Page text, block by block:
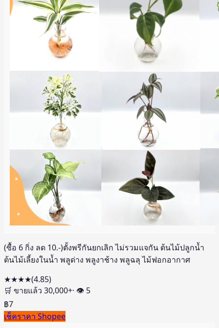
(ซื้อ 6 กิ่ง ลด 10.-)ตั้งพรีกันยกเลิก ไม่รวมแจกัน ต้นไม้ปลูกน้ำ
ต้นไม้เลี้ยงในน้ำ พลูด่าง พลูงาช้าง พลูฉลุ ไม้ฟอกอากาศ
★★★★(4.85)
🛒 ขายแล้ว 30,000+· 👁 5
฿7
เช็คราคา Shopee